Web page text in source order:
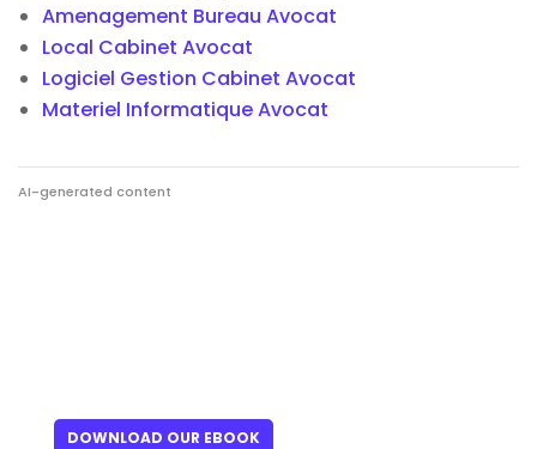
Amenagement Bureau Avocat
Local Cabinet Avocat
Logiciel Gestion Cabinet Avocat
Materiel Informatique Avocat
AI-generated content
DOWNLOAD OUR EBOOK